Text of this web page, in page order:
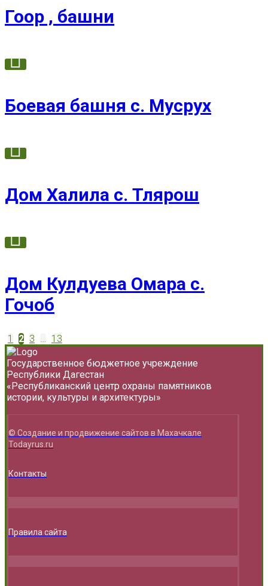
Гоор , башни
Боевая башня с. Мусрух
Дом Халила с. Тлярош
Дом Кулдуева Омара с.
Гочоб
Пагинация
записей
1 2 3 … 13
Государственное бюджетное учреждение
Республики Дагестан
«Республиканский центр охраны памятников
истории, культуры и архитектуры»
© Создание и продвижение сайтов в Махачкале
Todayrus.ru
Контакты
Правила сайта